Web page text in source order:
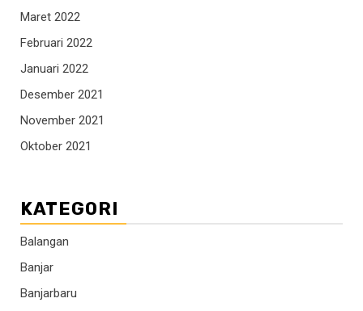
Maret 2022
Februari 2022
Januari 2022
Desember 2021
November 2021
Oktober 2021
KATEGORI
Balangan
Banjar
Banjarbaru